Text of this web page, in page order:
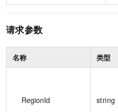
请求参数
名称 类型
RegionId string